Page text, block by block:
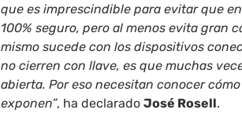
que es imprescindible para evitar que
100% seguro, pero al menos evita gran
mismo sucede con los dispositivos
no cierren con llave, es que muchas
abierta. Por eso necesitan conocer
exponen”, ha declaradoJosé Rosell.